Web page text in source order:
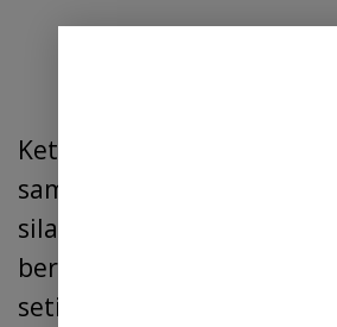
Ketua RAPI Sumatera
sambutanya sambut baik
silaturahmi yang di
berharap kegiatan ini
setiap tahunya